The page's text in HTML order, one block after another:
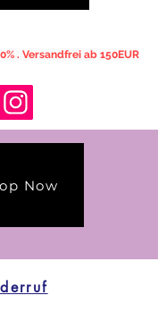
Now
. Versandfrei ab 150EUR